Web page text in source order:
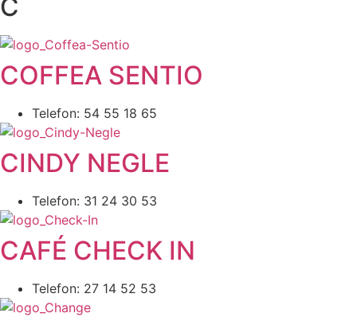
C
COFFEA SENTIO
Telefon: 54 55 18 65
CINDY NEGLE
Telefon: 31 24 30 53
CAFÉ CHECK IN
Telefon: 27 14 52 53